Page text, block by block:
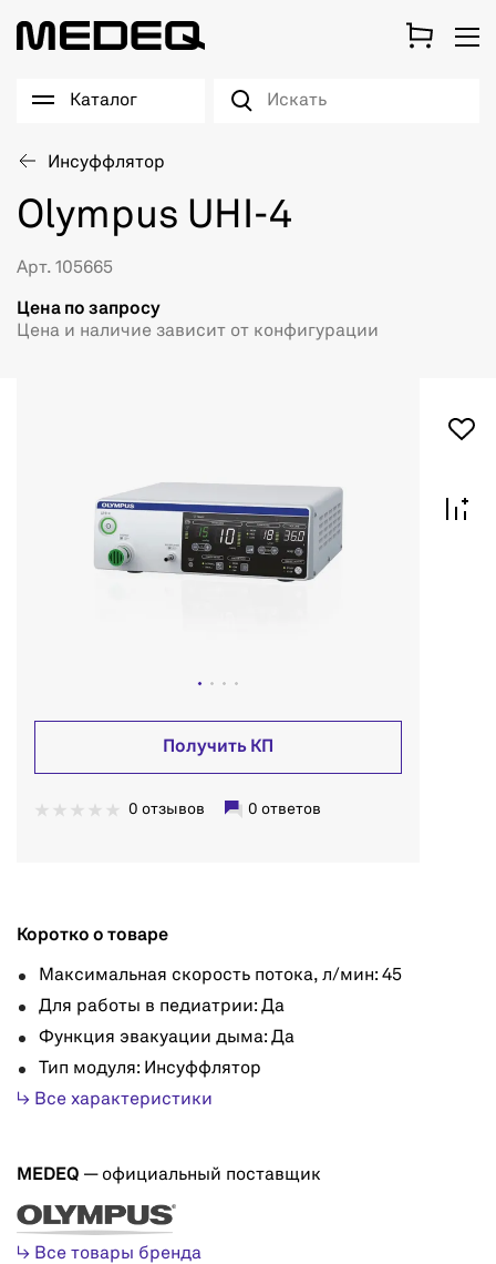
Каталог
Инсуффлятор
Olympus UHI-4
Арт. 105665
Цена по запросу
Цена и наличие зависит от конфигурации
Получить КП
0 отзывов 0 ответов
Коротко о товаре
Максимальная скорость потока, л/мин: 45
Для работы в педиатрии: Да
Функция эвакуации дыма: Да
Тип модуля: Инсуффлятор
↳ Все характеристики
MEDEQ — официальный поставщик
↳ Все товары бренда